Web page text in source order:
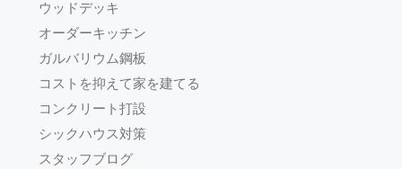
ウッドデッキ
オーダーキッチン
ガルバリウム鋼板
コストを抑えて家を建てる
コンクリート打設
シックハウス対策
スタッフブログ